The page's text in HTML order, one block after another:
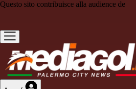
Questo sito contribuisce alla audience de